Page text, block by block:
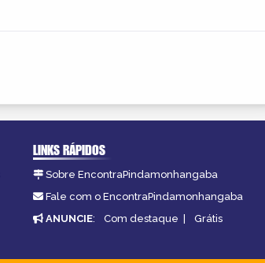
LINKS RÁPIDOS
Sobre EncontraPindamonhangaba
Fale com o EncontraPindamonhangaba
ANUNCIE: Com destaque | Grátis